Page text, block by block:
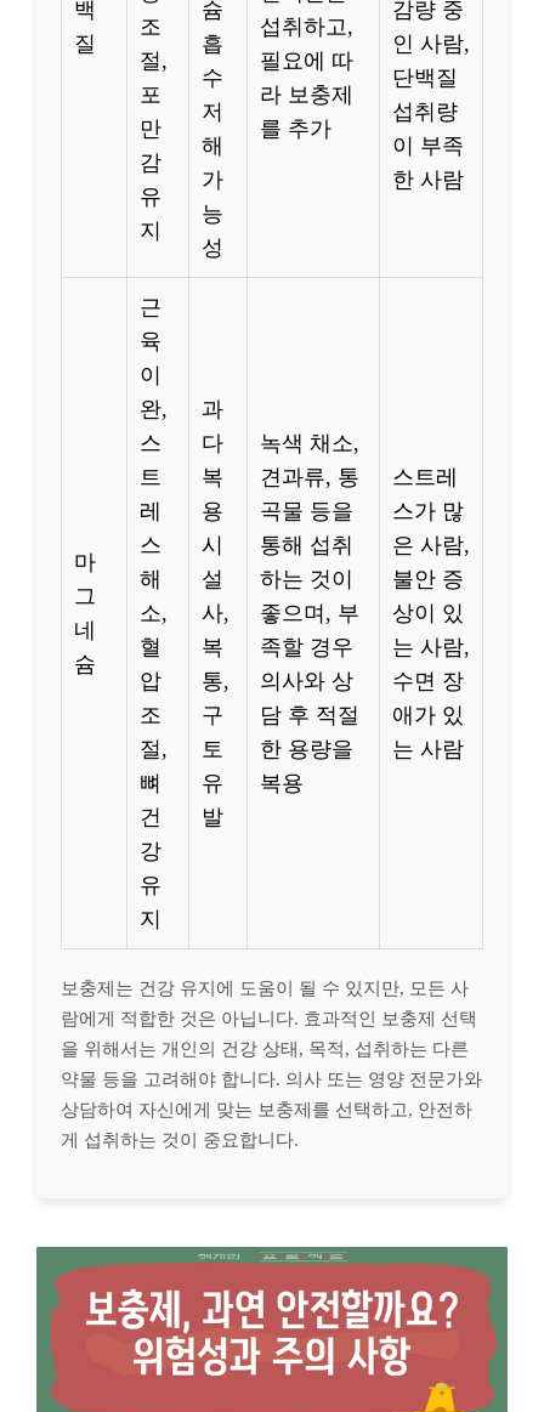
백
질
조
절,
포
만
감
유
지
슘
흡
수
저
해
가
능
성
섭취하고,
필요에 따
라 보충제
를 추가
감량 중
인 사람,
단백질
섭취량
이 부족
한 사람
마
그
네
슘
근
육
이
완,
스
트
레
스
해
소,
혈
압
조
절,
뼈
건
강
유
지
과
다
복
용
시
설
사,
복
통,
구
토
유
발
녹색 채소,
견과류, 통
곡물 등을
통해 섭취
하는 것이
좋으며, 부
족할 경우
의사와 상
담 후 적절
한 용량을
복용
스트레
스가 많
은 사람,
불안 증
상이 있
는 사람,
수면 장
애가 있
는 사람
보충제는 건강 유지에 도움이 될 수 있지만, 모든 사
람에게 적합한 것은 아닙니다. 효과적인 보충제 선택
을 위해서는 개인의 건강 상태, 목적, 섭취하는 다른
약물 등을 고려해야 합니다. 의사 또는 영양 전문가와
상담하여 자신에게 맞는 보충제를 선택하고, 안전하
게 섭취하는 것이 중요합니다.